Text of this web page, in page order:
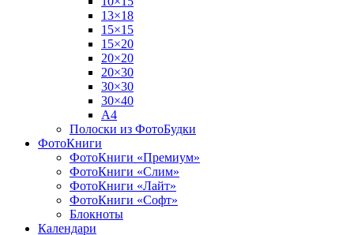
13×18
15×15
15×20
20×20
20×30
30×30
30×40
A4
Полоски из ФотоБудки
ФотоКниги
ФотоКниги «Премиум»
ФотоКниги «Слим»
ФотоКниги «Лайт»
ФотоКниги «Софт»
Блокноты
Календари